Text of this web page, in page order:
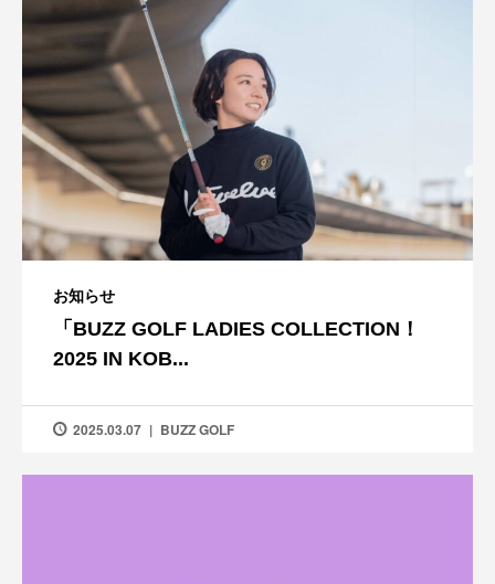
お知らせ
「BUZZ GOLF LADIES COLLECTION！
2025 IN KOB...
2025.03.07 BUZZ GOLF